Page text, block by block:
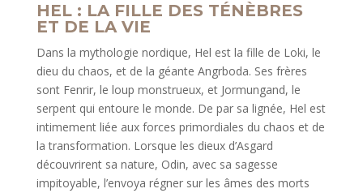
HEL : LA FILLE DES TÉNÈBRES
ET DE LA VIE
Dans la mythologie nordique, Hel est la fille de Loki, le
dieu du chaos, et de la géante Angrboda. Ses frères
sont Fenrir, le loup monstrueux, et Jormungand, le
serpent qui entoure le monde. De par sa lignée, Hel est
intimement liée aux forces primordiales du chaos et de
la transformation. Lorsque les dieux d’Asgard
découvrirent sa nature, Odin, avec sa sagesse
impitoyable, l’envoya régner sur les âmes des morts